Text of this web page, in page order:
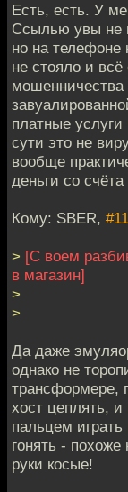
Есть, есть. У
Ссылью увы не
но на телефоне
не стояло и всё
мошенничества
платные
сути это не
вообще
деньги со
Кому: SBER,
> [С воем
в магазин]
>
>
Да даже
однако не
трансформере,
хост цеплять,
пальцем
гонять -
руки косые!